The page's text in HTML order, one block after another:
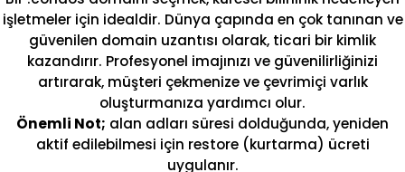
işletmeler için idealdir. Dünya çapında en çok tanınan ve
güvenilen domain uzantısı olarak, ticari bir kimlik
kazandırır. Profesyonel imajınızı ve güvenilirliğinizi
artırarak, müşteri çekmenize ve çevrimiçi varlık
oluşturmanıza yardımcı olur.
Önemli Not; alan adları süresi dolduğunda, yeniden
aktif edilebilmesi için restore (kurtarma) ücreti
uygulanır.